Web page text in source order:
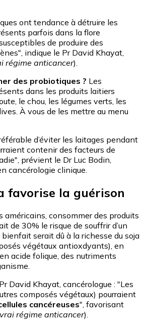
ont tendance à détruire les
parfois dans la flore
de produire des
indique le Pr David Khayat,
régime anticancer).
des probiotiques ? Les
dans les produits laitiers
le chou, les légumes verts, les
À vous de les mettre au menu
d’éviter les laitages pendant
contenir des facteurs de
prévient le Dr Luc Bodin,
cancérologie clinique.
favorise la guérison
américains, consommer des produits
de 30% le risque de souffrir d’un
serait dû à la richesse du soja
végétaux antioxdyants), en
acide folique, des nutriments
David Khayat, cancérologue : "Les
composés végétaux) pourraient
cancéreuses", favorisant
régime anticancer).